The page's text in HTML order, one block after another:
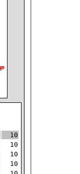
10
10
10
10